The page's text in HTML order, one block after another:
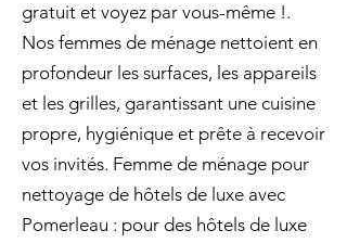
gratuit et voyez par vous-même !.
Nos femmes de ménage nettoient en
profondeur les surfaces, les appareils
et les grilles, garantissant une cuisine
propre, hygiénique et prête à recevoir
vos invités. Femme de ménage pour
nettoyage de hôtels de luxe avec
Pomerleau : pour des hôtels de luxe